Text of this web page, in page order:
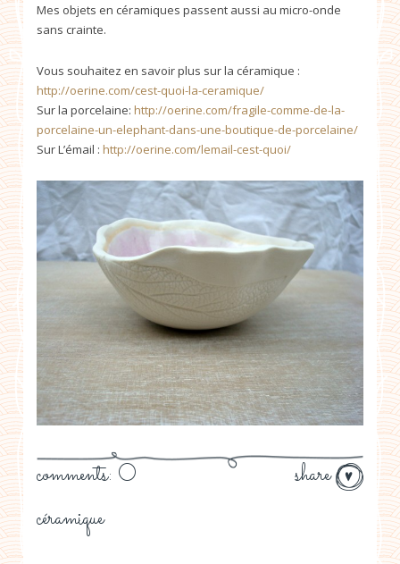
Mes objets en céramiques passent aussi au micro-onde
sans crainte.
Vous souhaitez en savoir plus sur la céramique :
http://oerine.com/cest-quoi-la-ceramique/
Sur la porcelaine: http://oerine.com/fragile-comme-de-la-
porcelaine-un-elephant-dans-une-boutique-de-porcelaine/
Sur L’émail : http://oerine.com/lemail-cest-quoi/
share
comments: 0
céramique